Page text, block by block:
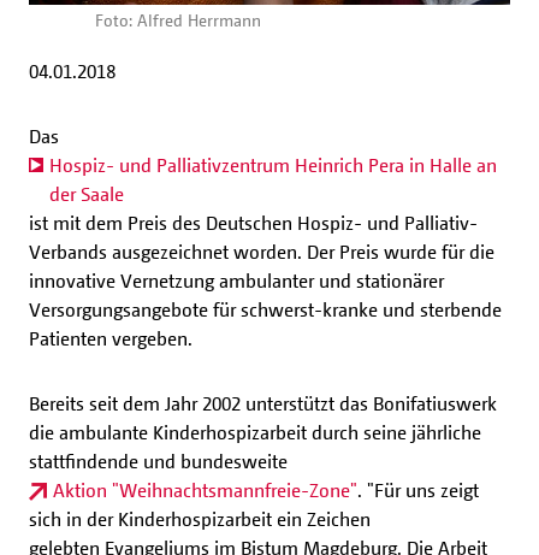
Foto: Alfred Herrmann
04.01.2018
Das
Hospiz- und Palliativzentrum Heinrich Pera in Halle an
der Saale
ist mit dem Preis des Deutschen Hospiz- und Palliativ-
Verbands ausgezeichnet worden. Der Preis wurde für die
innovative Vernetzung ambulanter und stationärer
Versorgungsangebote für schwerst-kranke und sterbende
Patienten vergeben.
Bereits seit dem Jahr 2002 unterstützt das Bonifatiuswerk
die ambulante Kinderhospizarbeit durch seine jährliche
stattfindende und bundesweite
Aktion "Weihnachtsmannfreie-Zone". "Für uns zeigt
sich in der Kinderhospizarbeit ein Zeichen
gelebten Evangeliums im Bistum Magdeburg. Die Arbeit